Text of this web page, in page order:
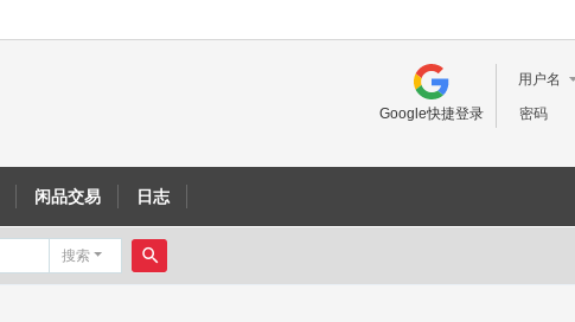
用户名
密码
Google快捷登录
闲品交易 日志
搜索
搜